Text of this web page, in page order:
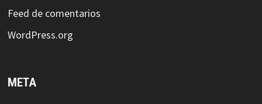
Feed de comentarios
WordPress.org
META